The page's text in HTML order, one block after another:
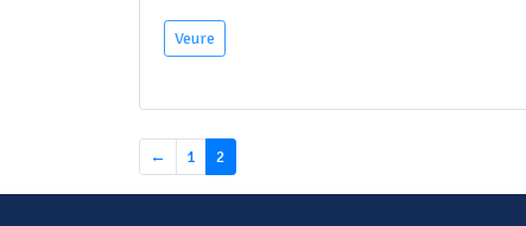
Veure
← 1 2